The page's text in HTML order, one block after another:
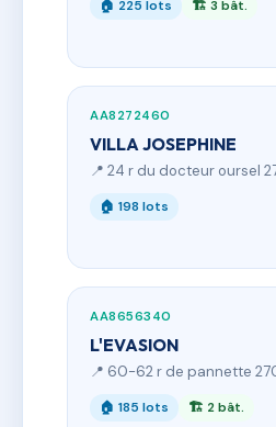
🏠 225 lots 🏗 3 bât.
AA8272460
VILLA JOSEPHINE
📍 24 r du docteur oursel
🏠 198 lots
AA8656340
L'EVASION
📍 60-62 r de pannette
🏠 185 lots 🏗 2 bât.